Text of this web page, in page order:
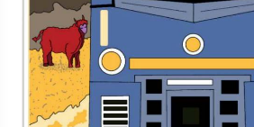
Copyright ©2026 Todos los derechos
Maya